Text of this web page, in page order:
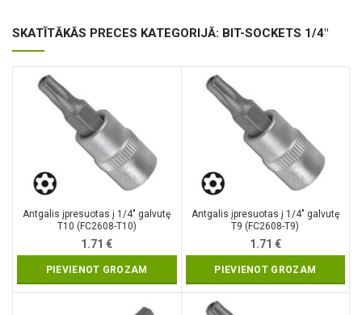
SKATĪTĀKĀS PRECES KATEGORIJĀ: BIT-SOCKETS 1/4"
Antgalis įpresuotas į 1/4″ galvutę
T10 (FC2608-T10)
1.71€
PIEVIENOT GROZAM
Antgalis įpresuotas į 1/4″ galvutę
T9 (FC2608-T9)
1.71 €
PIEVIENOT GROZAM